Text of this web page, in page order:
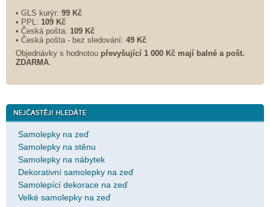
• GLS kurýr: 99 Kč
• PPL: 109 Kč
• Česká pošta: 109 Kč
• Česká pošta - bez sledování: 49 Kč
Objednávky s hodnotou převyšující 1 000 Kč mají balné a pošt.
ZDARMA
Samolepky na zeď
Samolepky na stěnu
Samolepky na nábytek
Dekorativní samolepky na zeď
Samolepící dekorace na zeď
Velké samolepky na zeď